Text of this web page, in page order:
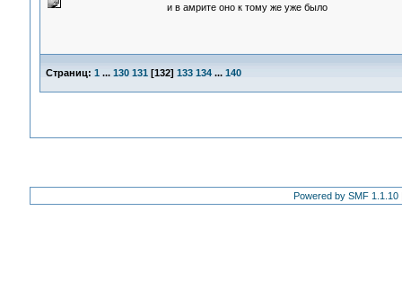
и в амрите оно к тому же уже было
Страниц: 1 ... 130 131 [132] 133 134 ... 140
Powered by SMF 1.1.10